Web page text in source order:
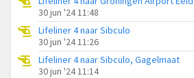
30 jun '24 11:48
Lifeliner 4 naar Sibculo
30 jun '24 11:26
Lifeliner 4 naar Sibculo, Gagelmaat
30 jun '24 11:14